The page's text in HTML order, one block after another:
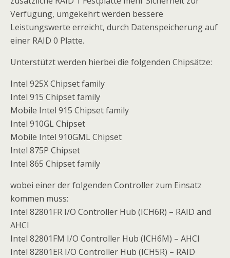
Verfügung, umgekehrt werden bessere
Leistungswerte erreicht, durch Datenspeicherung auf
einer RAID 0 Platte.
Unterstützt werden hierbei die folgenden Chipsätze:
Intel 925X Chipset family
Intel 915 Chipset family
Mobile Intel 915 Chipset family
Intel 910GL Chipset
Mobile Intel 910GML Chipset
Intel 875P Chipset
Intel 865 Chipset family
wobei einer der folgenden Controller zum Einsatz
kommen muss:
Intel 82801FR I/O Controller Hub (ICH6R) – RAID and
AHCI
Intel 82801FM I/O Controller Hub (ICH6M) – AHCI
Intel 82801ER I/O Controller Hub (ICH5R) – RAID